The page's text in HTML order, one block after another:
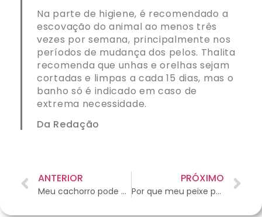
Na parte de higiene, é recomendado a
escovação do animal ao menos três
vezes por semana, principalmente nos
períodos de mudança dos pelos. Thalita
recomenda que unhas e orelhas sejam
cortadas e limpas a cada 15 dias, mas o
banho só é indicado em caso de
extrema necessidade.
Da Redação
ANTERIOR
Meu cachorro pode usar a piscina?
PRÓXIMO
Por que meu peixe pula para fora do aquário?